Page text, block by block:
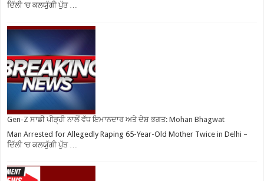
ਦਿੱਲੀ ‘ਚ ਕਲਯੁੱਗੀ ਪੁੱਤ …
Gen-Z ਸਾਡੀ ਪੀੜ੍ਹੀ ਨਾਲੋਂ ਵੱਧ ਇਮਾਨਦਾਰ ਅਤੇ ਦੇਸ਼ ਭਗਤ: Mohan Bhagwat
Man Arrested for Allegedly Raping 65-Year-Old Mother Twice in Delhi –
ਦਿੱਲੀ ‘ਚ ਕਲਯੁੱਗੀ ਪੁੱਤ …